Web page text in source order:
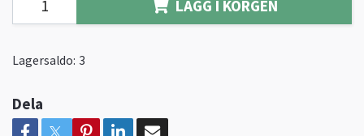
LÄGG I KORGEN
Lagersaldo: 3
Dela